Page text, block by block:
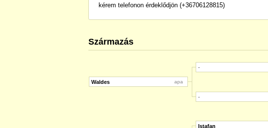
kérem telefonon érdeklődjön (+36706128815)
Származás
Waldes apa
-
-
Istafan